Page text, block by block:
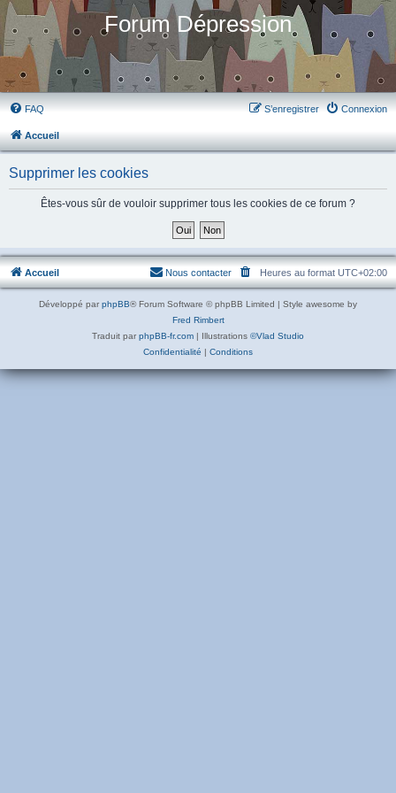
Forum Dépression
FAQ Connexion
S’enregistrer
Accueil
Supprimer les cookies
Êtes-vous sûr de vouloir supprimer tous les cookies de ce forum ?
Accueil Heures au format UTC+02:00
Nous contacter
Développé par phpBB® Forum Software © phpBB Limited | Style awesome by
Fred Rimbert
Traduit par phpBB-fr.com | Illustrations ©Vlad Studio
Confidentialité | Conditions